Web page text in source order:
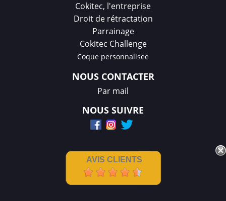
Cokitec, l'entreprise
Droit de rétractation
Parrainage
Cokitec Challenge
Coque personnalisee
NOUS CONTACTER
Par mail
NOUS SUIVRE
AVIS CLIENTS